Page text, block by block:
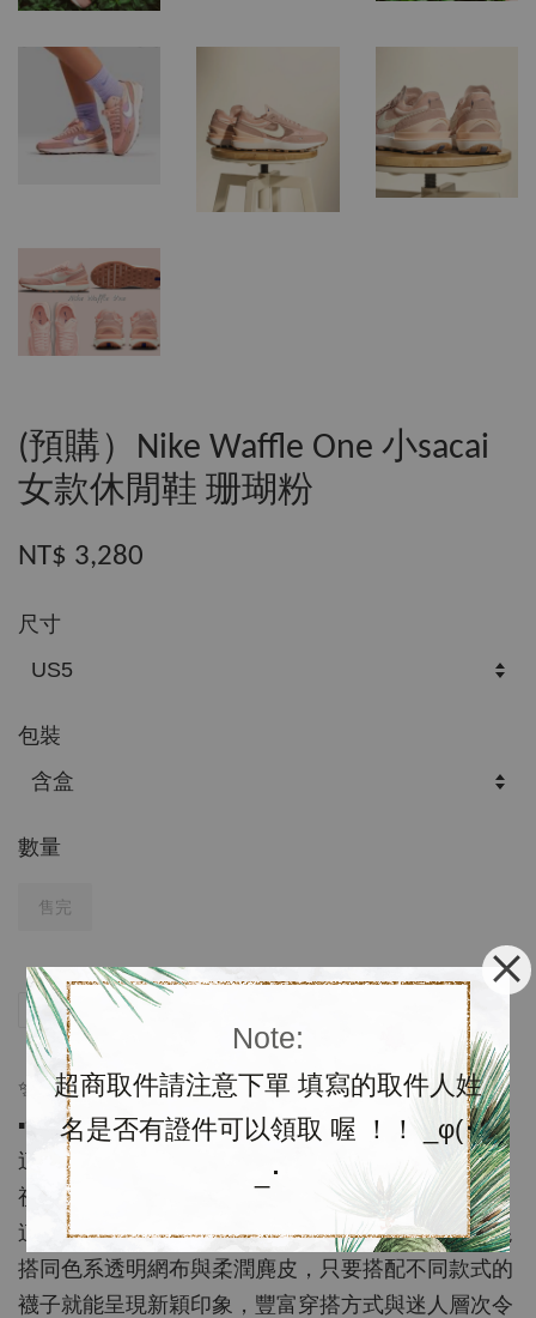
Note:
超商取件請注意下單 填寫的取件人姓
名是否有證件可以領取 喔 ！！ _φ(･
_･
(預購）Nike Waffle One 小sacai
女款休閒鞋 珊瑚粉
NT$ 3,280
尺寸
包裝
數量
售完
分享 LINE
✨限時特價優惠✨
▪️含運代購$3180（不含盒）/$3280（含盒）
這款被稱為平價版sacai的Nike Waffle One，擁有透
視感拼接鞋身，激似爆款Sacai 的鞋身輪廓，特價的
這色夢幻色調Pale Coral 珊瑚粉色，深淺粉紅色調混
搭同色系透明網布與柔潤麂皮，只要搭配不同款式的
襪子就能呈現新穎印象，豐富穿搭方式與迷人層次令